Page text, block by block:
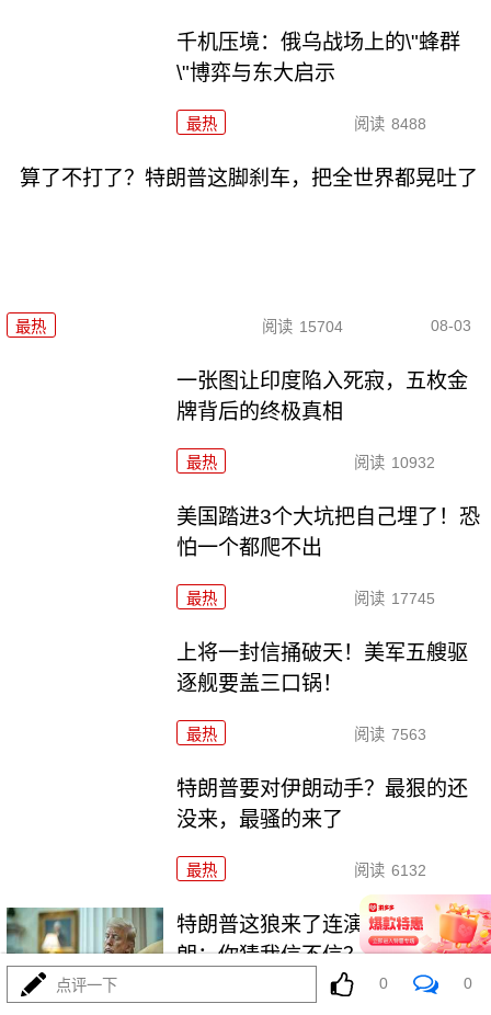
千机压境：俄乌战场上的\"蜂群
\"博弈与东大启示
最热 阅读 8488
算了不打了？特朗普这脚刹车，把全世界都晃吐了
最热 阅读 15704 08-03
一张图让印度陷入死寂，五枚金
牌背后的终极真相
最热 阅读 10932
美国踏进3个大坑把自己埋了！恐
怕一个都爬不出
最热 阅读 17745
上将一封信捅破天！美军五艘驱
逐舰要盖三口锅！
最热 阅读 7563
特朗普要对伊朗动手？最狠的还
没来，最骚的来了
最热 阅读 6132
特朗普这狼来了连演十遍，伊
朗：你猜我信不信？
最热
点评一下 0 0